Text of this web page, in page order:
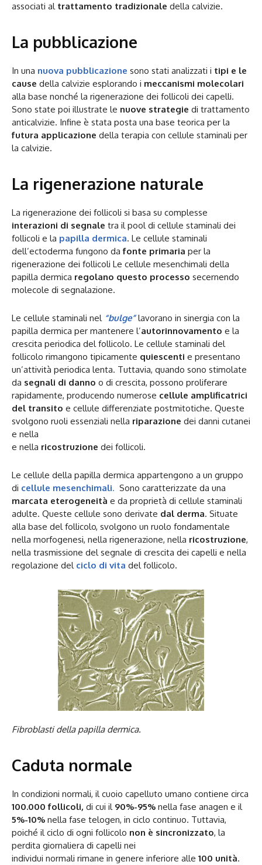
associati al trattamento tradizionale della calvizie.
La pubblicazione
In una nuova pubblicazione sono stati analizzati i tipi e le
cause della calvizie esplorando i meccanismi molecolari
alla base nonché la rigenerazione dei follicoli dei capelli.
Sono state poi illustrate le nuove strategie di trattamento
anticalvizie. Infine è stata posta una base teorica per la
futura applicazione della terapia con cellule staminali per
la calvizie.
La rigenerazione naturale
La rigenerazione dei follicoli si basa su complesse
interazioni di segnale tra il pool di cellule staminali dei
follicoli e la papilla dermica. Le cellule staminali
dell’ectoderma fungono dafonte primaria per la
rigenerazione dei follicoli Le cellule mesenchimali della
papilla dermica regolano questo processo secernendo
molecole di segnalazione.
Le cellule staminali nel“bulge” lavorano in sinergia con la
papilla dermica per mantenere l’autorinnovamento e la
crescita periodica del follicolo. Le cellule staminali del
follicolo rimangono tipicamente quiescenti e presentano
un’attività periodica lenta. Tuttavia, quando sono stimolate
da segnali di danno o di crescita, possono proliferare
rapidamente, producendo numerose cellule amplificatrici
del transito e cellule differenziate postmitotiche. Queste
svolgono ruoli essenziali nella riparazione dei danni cutanei
e nella
e nella ricostruzione dei follicoli.
Le cellule della papilla dermica appartengono a un gruppo
di cellule mesenchimali. Sono caratterizzate da una
marcata eterogeneità e da proprietà di cellule staminali
adulte. Queste cellule sono derivate dal derma. Situate
alla base del follicolo, svolgono un ruolo fondamentale
nella morfogenesi, nella rigenerazione, nella ricostruzione,
nella trasmissione del segnale di crescita dei capelli e nella
regolazione del ciclo di vita del follicolo.
Fibroblasti della papilla dermica.
Caduta normale
In condizioni normali, il cuoio capelluto umano contiene circa
100.000 follicoli, di cui il 90%-95% nella fase anagen e il
5%-10% nella fase telogen, in ciclo continuo. Tuttavia,
poiché il ciclo di ogni follicolo non è sincronizzato, la
perdita giornaliera di capelli nei
individui normali rimane in genere inferiore alle 100 unità.